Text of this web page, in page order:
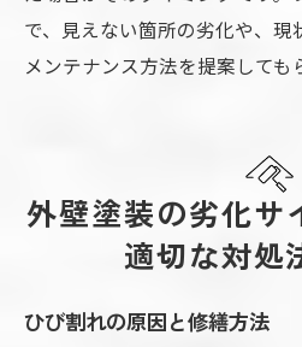
で、見えない箇所の劣化や、
メンテナンス方法を提案しても
外壁塗装の劣化サ
適切な対処
ひび割れの原因と修繕方法